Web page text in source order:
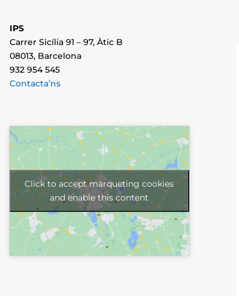
IPS
Carrer Sicília 91 – 97, Àtic B
08013, Barcelona
932 954 545
Contacta’ns
Click to accept màrqueting cookies
and enable this content